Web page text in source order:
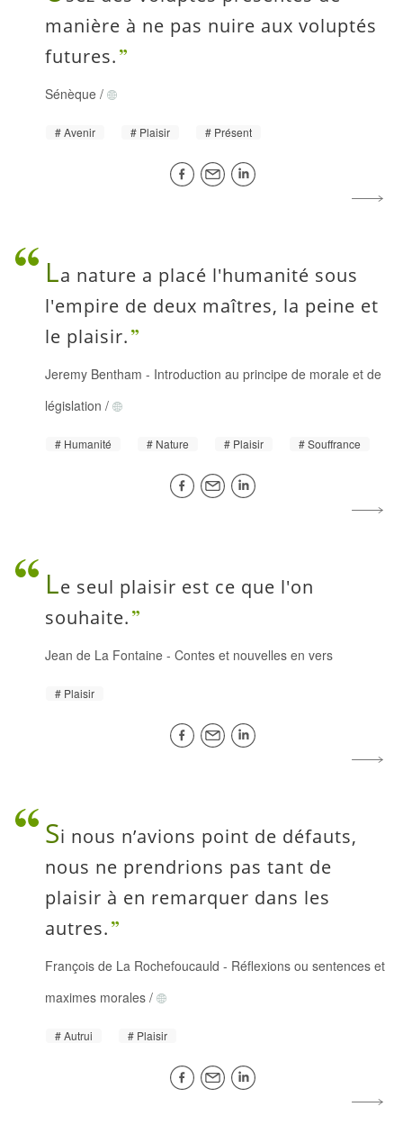
manière à ne pas nuire aux voluptés
futures.
Sénèque /
Avenir Plaisir Présent
La nature a placé l'humanité sous
l'empire de deux maîtres, la peine et
le plaisir.
Jeremy Bentham - Introduction au principe de morale et de
législation /
Humanité Nature Plaisir Souffrance
Le seul plaisir est ce que l'on
souhaite.
Jean de La Fontaine - Contes et nouvelles en vers
Plaisir
Si nous n’avions point de défauts,
nous ne prendrions pas tant de
plaisir à en remarquer dans les
autres.
François de La Rochefoucauld - Réflexions ou sentences et
maximes morales /
Autrui Plaisir